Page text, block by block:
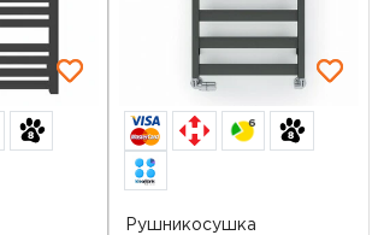
6
Рушникосушка